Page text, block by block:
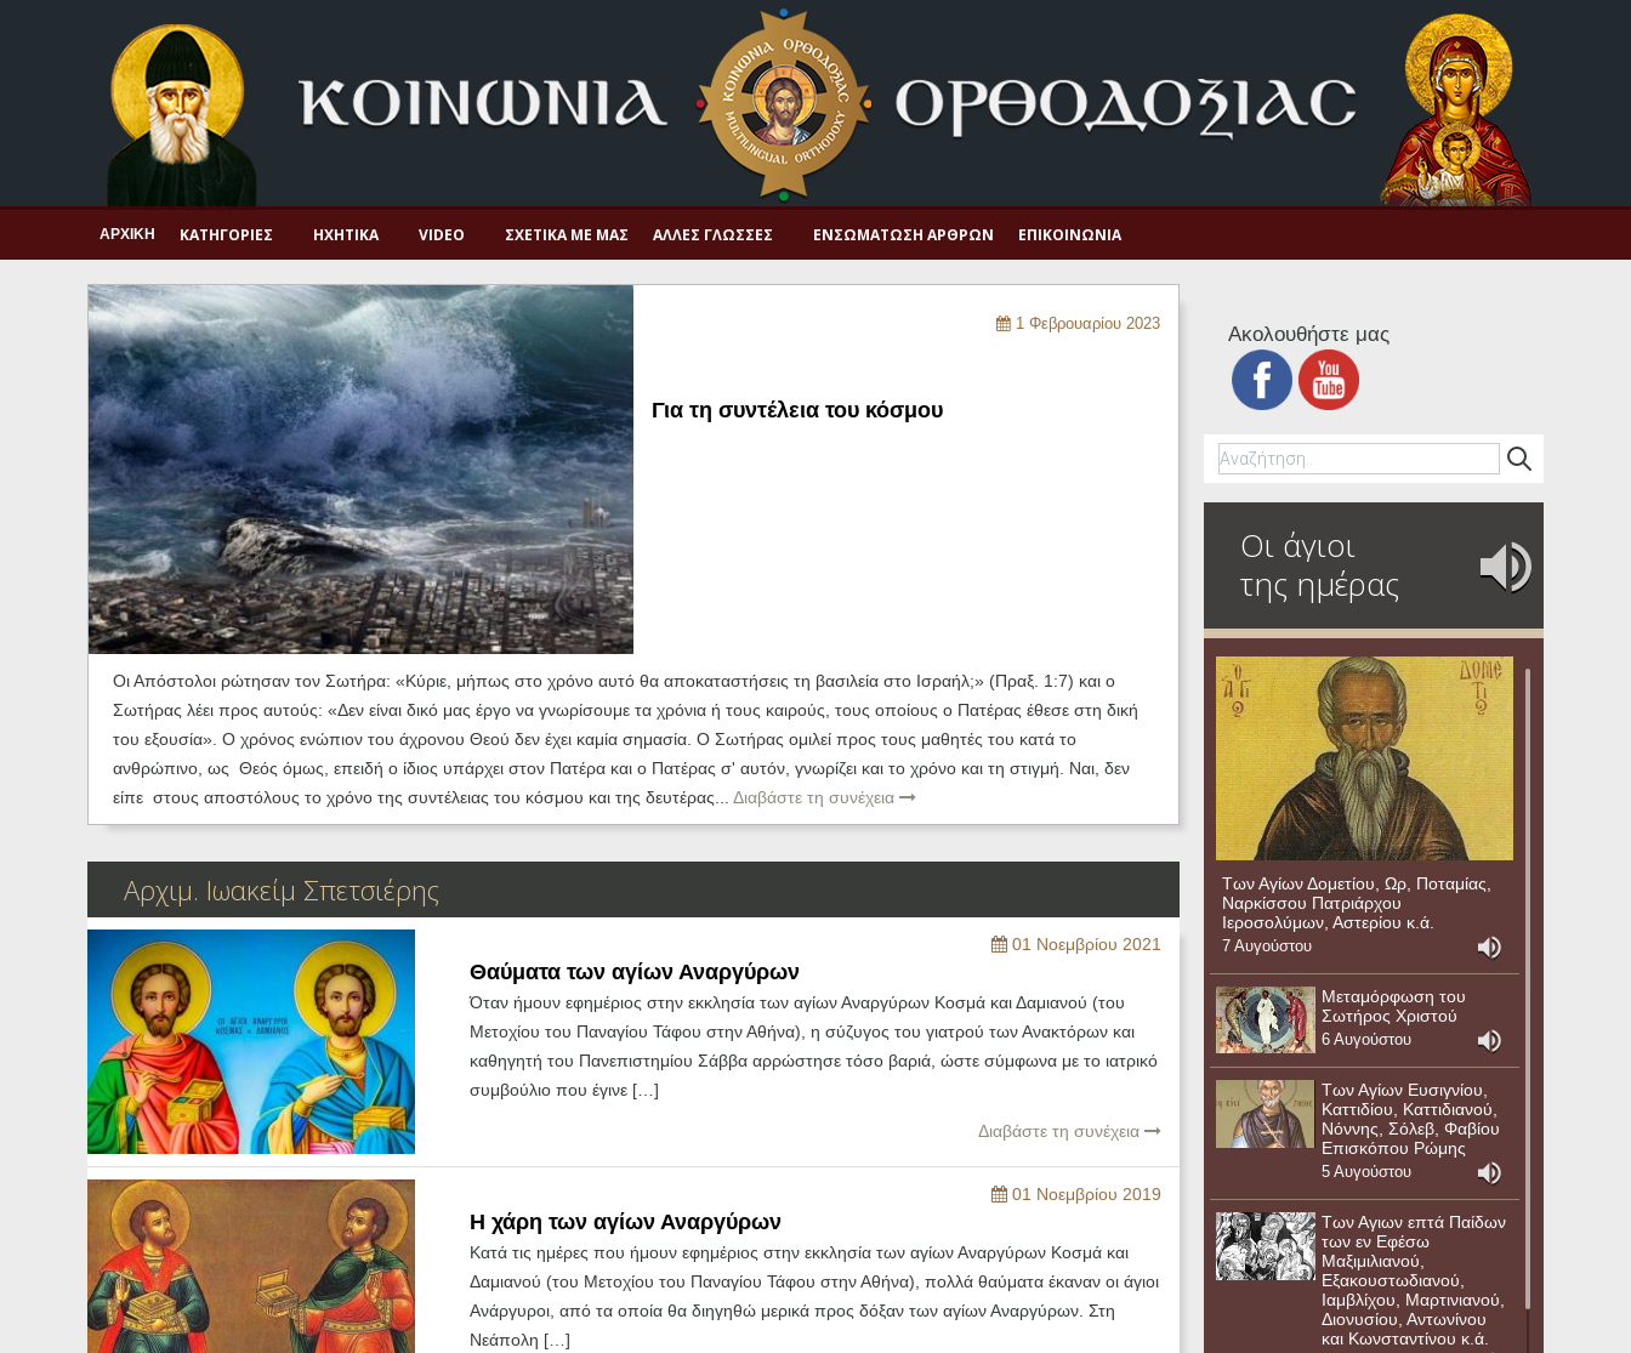
Πνευματική ζωή
Μαρτυρία και διδαχή
Λατρεία και προσευχή
Αγιολόγιο – Εορτολόγιο
Γέροντες
Η πίστη στην εποχή μας
Ορθόδοξη οικογένεια
Ορθόδοξο προσκυνητάριο
Σκέψεις-προβληματισμοί
ΑΡΧΙΚΉ ΚΑΤΗΓΟΡΊΕΣ ΗΧΗΤΙΚΆ VIDEO ΣΧΕΤΙΚΆ ΜΕ ΜΑΣ ΆΛΛΕΣ ΓΛΏΣΣΕΣ ΕΝΣΩΜΆΤΩΣΗ ΆΡΘΡΩΝ ΕΠΙΚΟΙΝΩΝΊΑ
1 Φεβρουαρίου 2023
Για τη συντέλεια του κόσμου
Οι Απόστολοι ρώτησαν τον Σωτήρα: «Κύριε, μήπως στο χρόνο αυτό θα αποκαταστήσεις τη βασιλεία στο Ισραήλ;» (Πραξ. 1:7) και ο
Σωτήρας λέει προς αυτούς: «Δεν είναι δικό μας έργο να γνωρίσουμε τα χρόνια ή τους καιρούς, τους οποίους ο Πατέρας έθεσε στη δική
του εξουσία». Ο χρόνος ενώπιον του άχρονου Θεού δεν έχει καμία σημασία. Ο Σωτήρας ομιλεί προς τους μαθητές του κατά το
ανθρώπινο, ως Θεός όμως, επειδή ο ίδιος υπάρχει στον Πατέρα και ο Πατέρας σ' αυτόν, γνωρίζει και το χρόνο και τη στιγμή. Ναι, δεν
είπε στους αποστόλους το χρόνο της συντέλειας του κόσμου και της δευτέρας... Διαβάστε τη συνέχεια
Αρχιμ. Ιωακείμ Σπετσιέρης
01 Νοεμβρίου 2021
Θαύματα των αγίων Αναργύρων
Όταν ήμουν εφημέριος στην εκκλησία των αγίων Αναργύρων Κοσμά και Δαμιανού (του
Μετοχίου του Παναγίου Τάφου στην Αθήνα), η σύζυγος του γιατρού των Ανακτόρων και
καθηγητή του Πανεπιστημίου Σάββα αρρώστησε τόσο βαριά, ώστε σύμφωνα με το ιατρικό
συμβούλιο που έγινε […]
Διαβάστε τη συνέχεια
01 Νοεμβρίου 2019
Η χάρη των αγίων Αναργύρων
Κατά τις ημέρες που ήμουν εφημέριος στην εκκλησία των αγίων Αναργύρων Κοσμά και
Δαμιανού (του Μετοχίου του Παναγίου Τάφου στην Αθήνα), πολλά θαύματα έκαναν οι άγιοι
Ανάργυροι, από τα οποία θα διηγηθώ μερικά προς δόξαν των αγίων Αναργύρων. Στη
Νεάπολη […]
Ακολουθήστε μας
Οι άγιοι
της ημέρας
Των Αγίων Δομετίου, Ωρ, Ποταμίας,
Ναρκίσσου Πατριάρχου
Ιεροσολύμων, Αστερίου κ.ά.
7 Αυγούστου
Μεταμόρφωση του
Σωτήρος Χριστού
6 Αυγούστου
Των Αγίων Ευσιγνίου,
Καττιδίου, Καττιδιανού,
Νόννης, Σόλεβ, Φαβίου
Επισκόπου Ρώμης
5 Αυγούστου
Των Αγιων επτά Παίδων
των εν Εφέσω
Μαξιμιλιανού,
Εξακουστωδιανού,
Ιαμβλίχου, Μαρτινιανού,
Διονυσίου, Αντωνίνου
και Κωνσταντίνου κ.ά.